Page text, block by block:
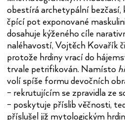
obestírá archetypální
čpící pot exponované
dosahuje kýženého cíle
naléhavostí, Vojtěch Kovařík
protože hrdiny vrací do
trvale petrifikován. Namísto
volí spíše formu devočních
– rekrutujícím se zpravidla ze
– poskytuje příslib věčnosti,
příslušel již mytologickým